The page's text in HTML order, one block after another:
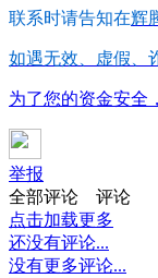
联系时请告知在辉
如遇无效、虚假、
为了您的资金安全
举报
全部评论
评论
点击加载更多
还没有评论...
没有更多评论...